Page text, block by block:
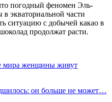
погодный феномен Эль-
экваториальной части
ситуацию с добычей какао в
продолжат расти.
мира женщины живут
он больше не может…